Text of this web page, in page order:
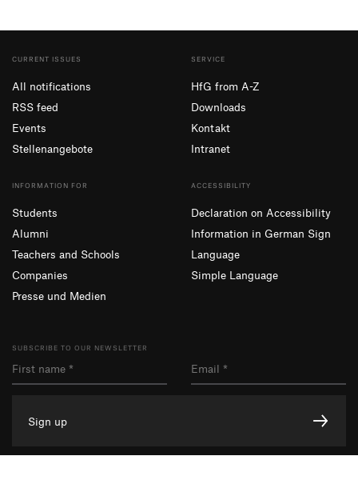
CURRENT ISSUES
All notifications
RSS feed
Events
Stellenangebote
SERVICE
HfG from A-Z
Downloads
Kontakt
Intranet
INFORMATION FOR
Students
Alumni
Teachers and Schools
Companies
Presse und Medien
ACCESSIBILITY
Declaration on Accessibility
Information in German Sign
Language
Simple Language
SUBSCRIBE TO OUR NEWSLETTER
Sign up